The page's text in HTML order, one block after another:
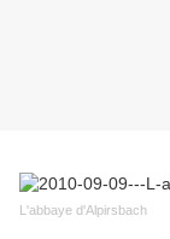
L'abbaye d'Alpirsbach